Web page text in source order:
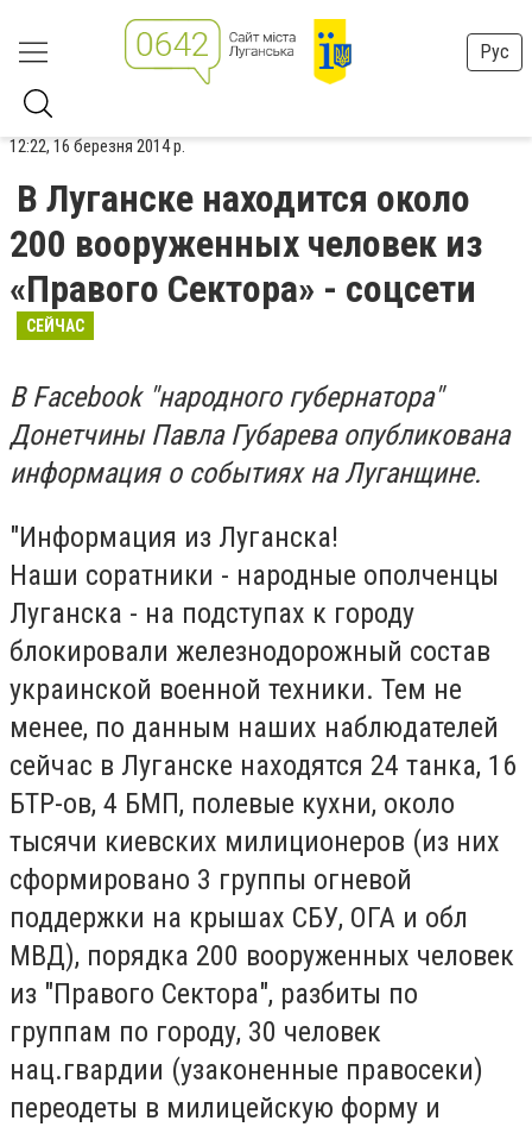
Рус
12:22, 16 березня 2014 р.
В Луганске находится около
200 вооруженных человек из
«Правого Сектора» - соцсети
СЕЙЧАС
В Facebook "народного губернатора"
Донетчины Павла Губарева опубликована
информация о событиях на Луганщине.
"Информация из Луганска!
Наши соратники - народные ополченцы
Луганска - на подступах к городу
блокировали железнодорожный состав
украинской военной техники. Тем не
менее, по данным наших наблюдателей
сейчас в Луганске находятся 24 танка, 1 6
БТР-ов, 4 БМП, полевые кухни, около
тысячи киевских милиционеров (из них
сформировано 3 группы огневой
поддержки на крышах СБУ, ОГА и обл
МВД), порядка 200 вооруженных человек
из "Правого Сектора", разбиты по
группам по городу, 30 человек
нац.гвардии (узаконенные правосеки)
переодеты в милицейскую форму и